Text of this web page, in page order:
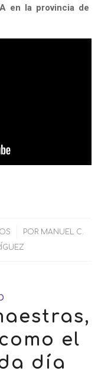
en la provincia de
POR MANUEL C.
el
día